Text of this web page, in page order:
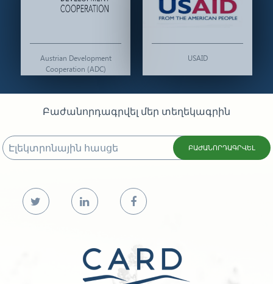
Austrian Development
Cooperation (ADC)
USAID
Բաժանորդագրվել մեր տեղեկագրին
ԲԱԺԱՆՈՐԴԱԳՐՎԵԼ